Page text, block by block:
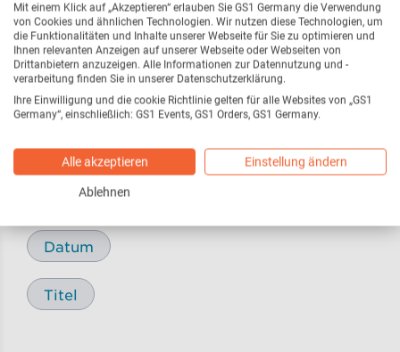
Pressemitteilungen /
Pressemeldungen
17
Blog29
Sortieren nach
Relevanz
Datum
Titel
Mit einem Klick auf „Akzeptieren“ erlauben Sie GS1 Germany die Verwendung
von Cookies und ähnlichen Technologien. Wir nutzen diese Technologien, um
die Funktionalitäten und Inhalte unserer Webseite für Sie zu optimieren und
Ihnen relevanten Anzeigen auf unserer Webseite oder Webseiten von
Drittanbietern anzuzeigen. Alle Informationen zur Datennutzung und -
verarbeitung finden Sie in unserer Datenschutzerklärung.
Ihre Einwilligung und die cookie Richtlinie gelten für alle Websites von „GS1
Germany“, einschließlich: GS1 Events, GS1 Orders, GS1 Germany.
Alle akzeptieren Einstellung ändern
Ablehnen